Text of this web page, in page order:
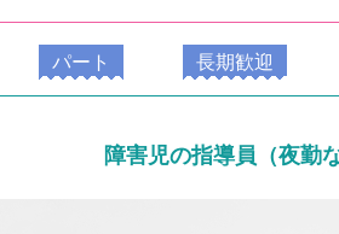
パート 長期歓迎
障害児の指導員（夜勤